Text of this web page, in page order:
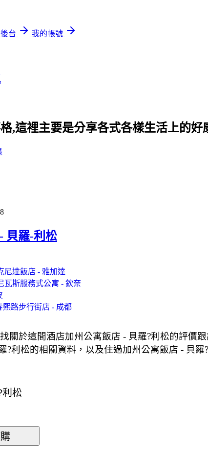
台
我的帳號
,這裡主要是分享各式各樣生活上的好
貝羅-利松
尼達飯店 - 雅加達
瓦斯服務式公寓 - 欽奈
熙路步行街店 - 成都
關於這間酒店加州公寓飯店 - 貝羅?利松的評價
?利松的相關資料，以及住過加州公寓飯店 - 貝